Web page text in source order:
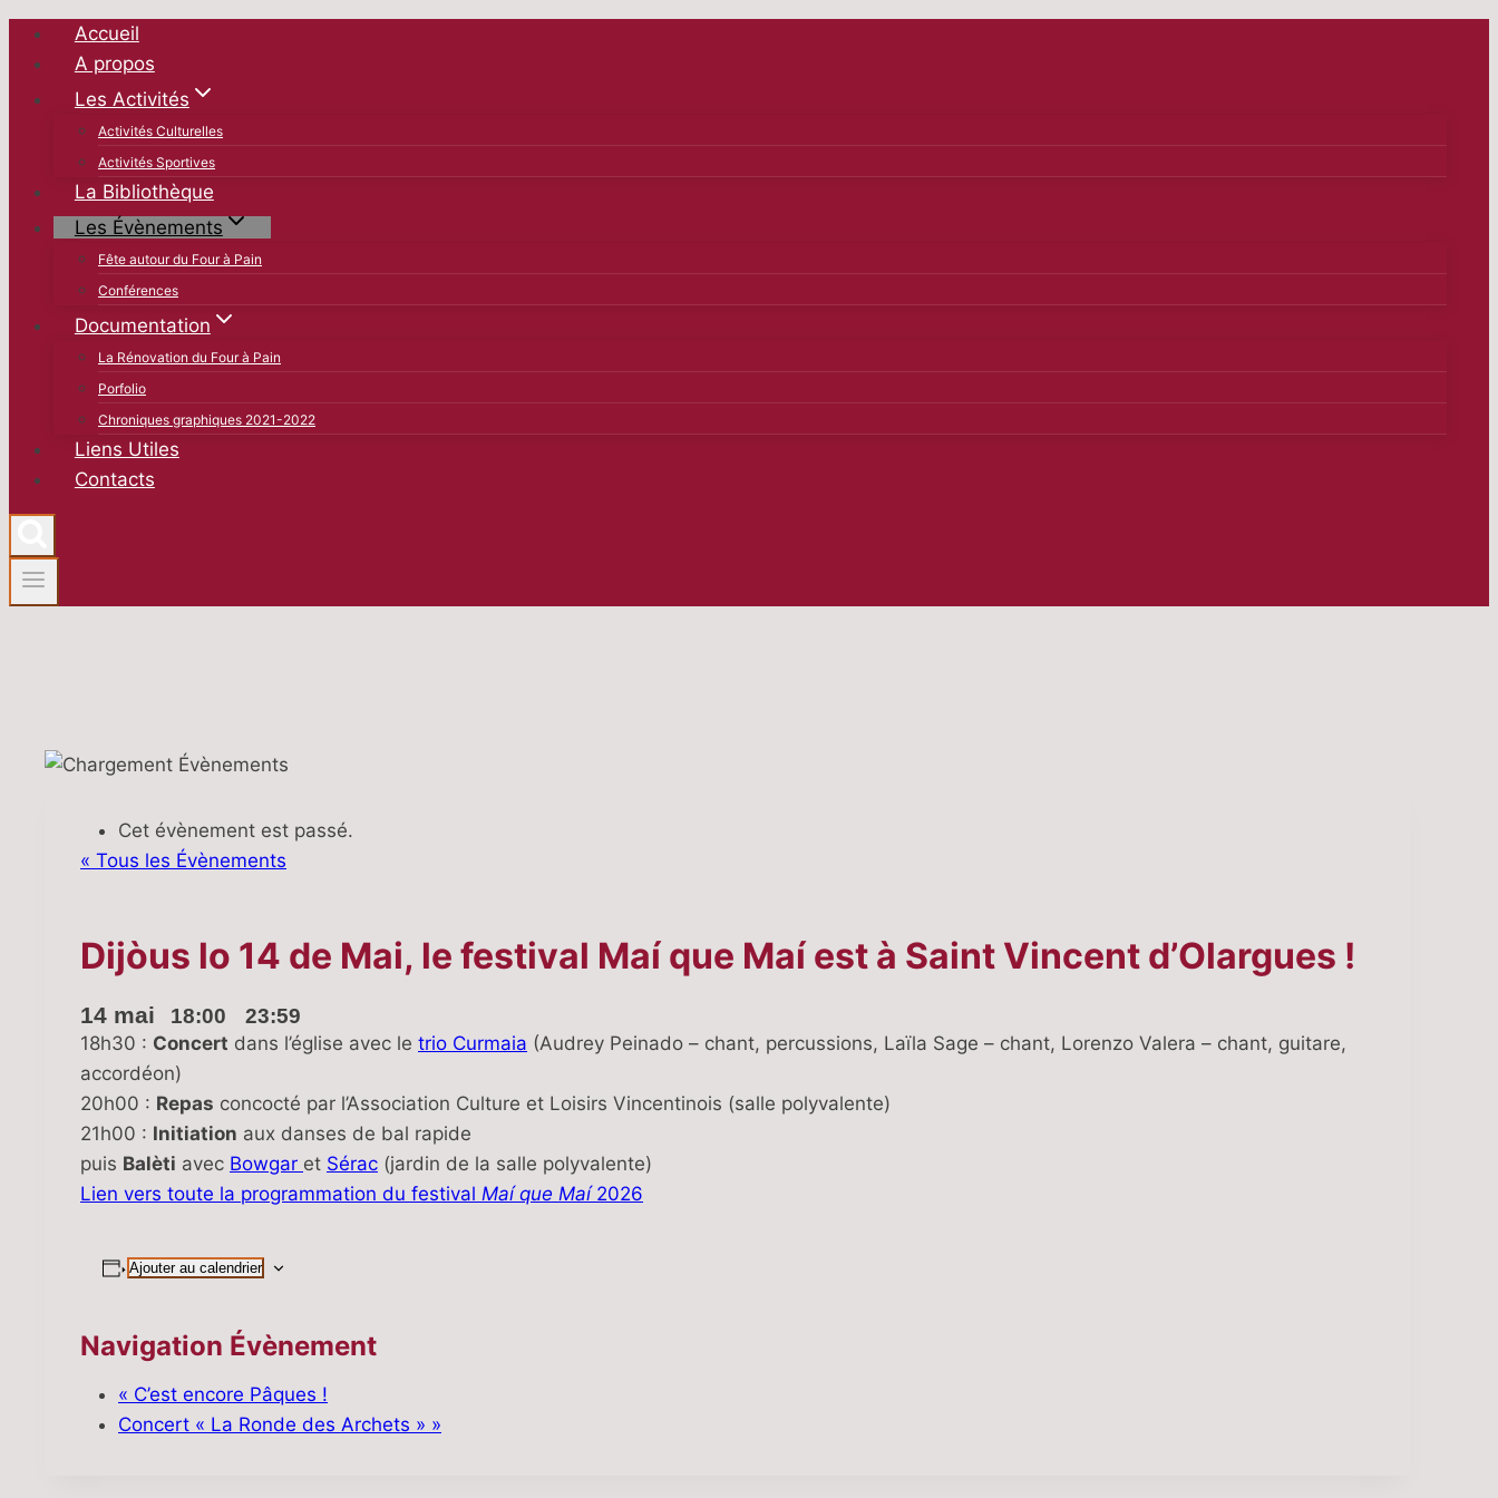
Aller
contenu
Accueil
A propos
Les Activités
Activités Culturelles
Activités Sportives
La Bibliothèque
Les Évènements
Fête autour du Four à Pain
Conférences
Documentation
La Rénovation du Four à Pain
Porfolio
Chroniques graphiques 2021-2022
Liens Utiles
Contacts
Cet évènement est passé.
« Tous les Évènements
Dijòus lo 14 de Mai, le festival Maí que Maí est à Saint Vincent d’Olargues !
14 mai 18:00 23:59
18h30 : Concert dans l’église avec le trio Curmaia (Audrey Peinado – chant, percussions, Laïla Sage – chant, Lorenzo Valera – chant, guitare,
accordéon)
20h00 : Repas concocté par l’Association Culture et Loisirs Vincentinois (salle polyvalente)
21h00 : Initiation aux danses de bal rapide
puis Balèti avec Bowgar et Sérac (jardin de la salle polyvalente)
Lien vers toute la programmation du festival Maí que Maí2026
Ajouter au calendrier
Navigation Évènement
« C’est encore Pâques !
Concert « La Ronde des Archets » »